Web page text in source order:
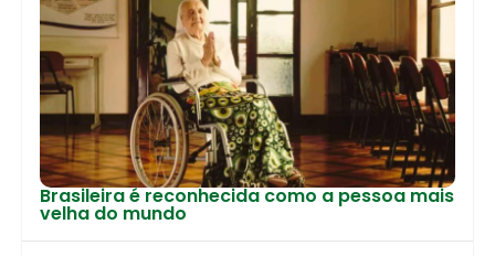
Brasileira é reconhecida como a pessoa mais
velha do mundo